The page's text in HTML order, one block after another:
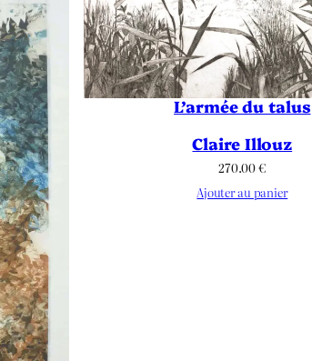
L’armée du talus
Claire Illouz
270.00€
Ajouter au panier